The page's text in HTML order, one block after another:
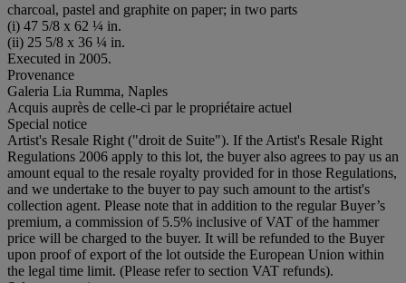
charcoal, pastel and graphite on paper; in two parts
(i) 47 5/8 x 62 ¼ in.
(ii) 25 5/8 x 36 ¼ in.
Executed in 2005.
Provenance
Galeria Lia Rumma, Naples
Acquis auprès de celle-ci par le propriétaire actuel
Special notice
Artist's Resale Right ("droit de Suite"). If the Artist's Resale Right
Regulations 2006 apply to this lot, the buyer also agrees to pay us an
amount equal to the resale royalty provided for in those Regulations,
and we undertake to the buyer to pay such amount to the artist's
collection agent. Please note that in addition to the regular Buyer’s
premium, a commission of 5.5% inclusive of VAT of the hammer
price will be charged to the buyer. It will be refunded to the Buyer
upon proof of export of the lot outside the European Union within
the legal time limit. (Please refer to section VAT refunds).